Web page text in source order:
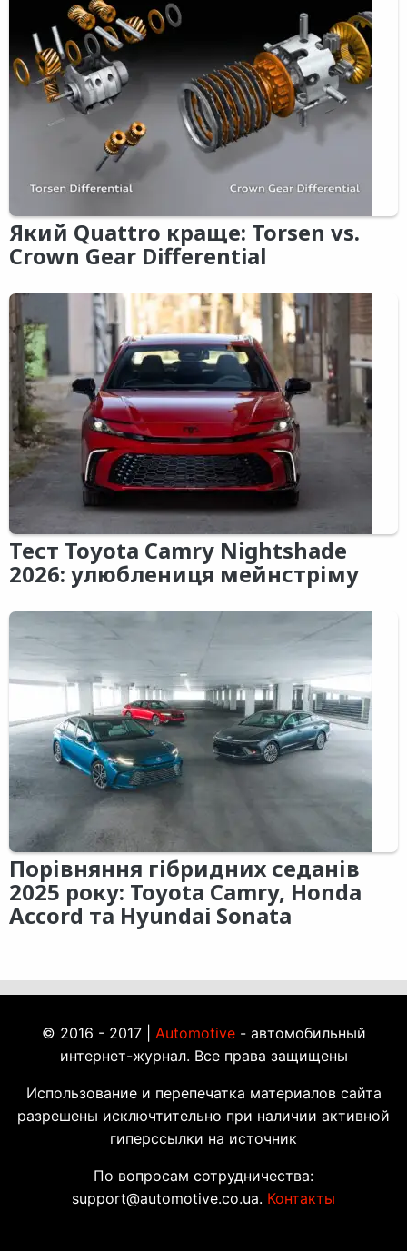
Який Quattro краще: Torsen vs.
Crown Gear Differential
Тест Toyota Camry Nightshade
2026: улюблениця мейнстріму
Порівняння гібридних седанів
2025 року: Toyota Camry, Honda
Accord та Hyundai Sonata
© 2016 - 2017 | Automotive- автомобильный
интернет-журнал. Все права защищены
Использование и перепечатка материалов сайта
разрешены исключтительно при наличии активной
гиперссылки на источник
По вопросам сотрудничества:
support@automotive.co.ua. Контакты